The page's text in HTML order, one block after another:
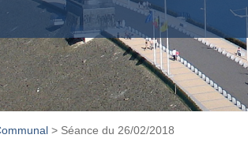
> Séance du 26/02/2018